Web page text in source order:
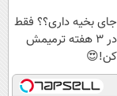
جای بخیه داری؟؟ فقط
در 3 هفته ترمیمش
کن!😍